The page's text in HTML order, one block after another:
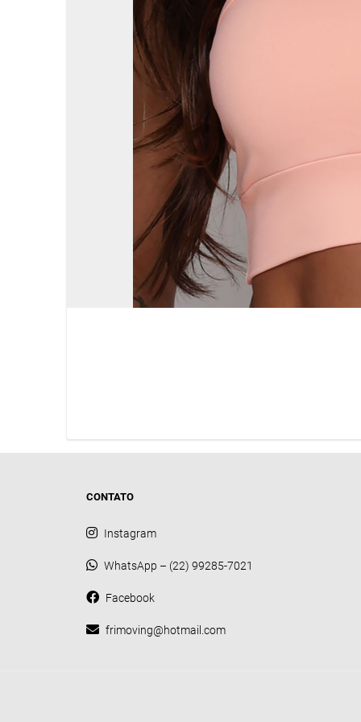
CONTATO
Instagram
WhatsApp – (22) 99285-7021
Facebook
frimoving@hotmail.com